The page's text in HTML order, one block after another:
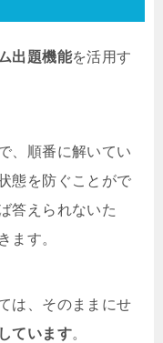
出題機能を活用す
、順番に解いてい
態を防ぐことがで
答えられないた
ます。
は、そのままにせ
ています。